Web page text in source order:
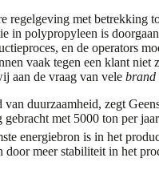
regelgeving met
in polypropyleen is
en de operators
vaak tegen een klant
aan de vraag van vele brand
duurzaamheid, zegt
met 5000 ton per
energiebron is in het
meer stabiliteit in het